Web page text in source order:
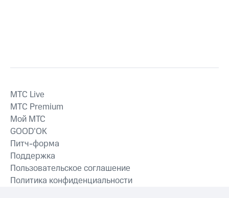
MTС Live
MTС Premium
Мой МТС
GOOD’OK
Питч-форма
Поддержка
Пользовательское соглашение
Политика конфиденциальности